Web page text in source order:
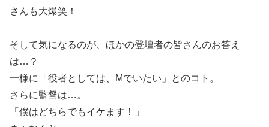
さんも大爆笑！
そして気になるのが、ほかの登壇者の皆さんのお答え
は…？
一様に「役者としては、Mでいたい」とのコト。
さらに監督は…。
「僕はどちらでもイケます！」